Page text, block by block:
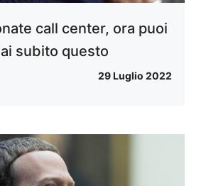
call center, ora puoi
subito questo
29 Luglio 2022